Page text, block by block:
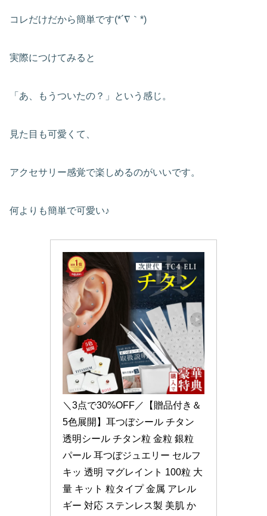
コレだけだから簡単です(*´∇｀*)
実際につけてみると
「あ、もうついたの？」という感じ。
見た目も可愛くて、
アクセサリー感覚で楽しめるのがいいです。
何よりも簡単で可愛い♪
＼3点で30%OFF／【贈品付き＆
5色展開】耳つぼシール チタン
透明シール チタン粒 金粒 銀粒
パール 耳つぼジュエリー セルフ
キッ 透明 マグレイント 100粒 大
量 キット 粒タイプ 金属 アレル
ギー 対応 ステンレス製 美肌 か